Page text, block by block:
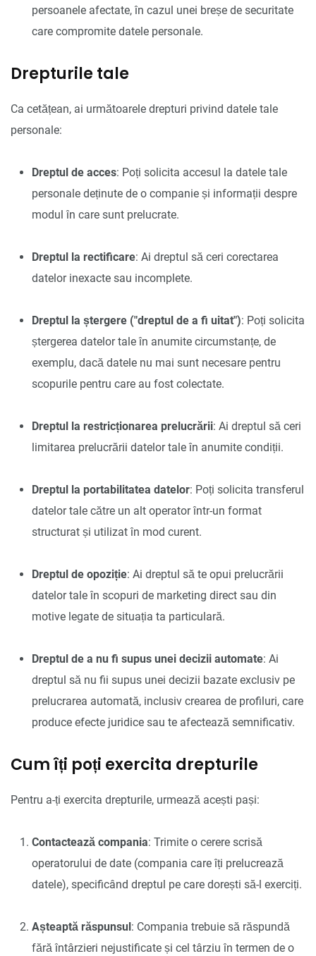
persoanele afectate, în cazul unei breșe de securitate
care compromite datele personale.
Drepturile tale
Ca cetățean, ai următoarele drepturi privind datele tale
personale:
Dreptul de acces: Poți solicita accesul la datele tale
personale deținute de o companie și informații despre
modul în care sunt prelucrate.
Dreptul la rectificare: Ai dreptul să ceri corectarea
datelor inexacte sau incomplete.
Dreptul la ștergere ("dreptul de a fi uitat"): Poți solicita
ștergerea datelor tale în anumite circumstanțe, de
exemplu, dacă datele nu mai sunt necesare pentru
scopurile pentru care au fost colectate.
Dreptul la restricționarea prelucrării: Ai dreptul să ceri
limitarea prelucrării datelor tale în anumite condiții.
Dreptul la portabilitatea datelor: Poți solicita transferul
datelor tale către un alt operator într-un format
structurat și utilizat în mod curent.
Dreptul de opoziție: Ai dreptul să te opui prelucrării
datelor tale în scopuri de marketing direct sau din
motive legate de situația ta particulară.
Dreptul de a nu fi supus unei decizii automate: Ai
dreptul să nu fii supus unei decizii bazate exclusiv pe
prelucrarea automată, inclusiv crearea de profiluri, care
produce efecte juridice sau te afectează semnificativ.
Cum îți poți exercita drepturile
Pentru a-ți exercita drepturile, urmează acești pași:
Contactează compania: Trimite o cerere scrisă
operatorului de date (compania care îți prelucrează
datele), specificând dreptul pe care dorești să-l exerciți.
Așteaptă răspunsul: Compania trebuie să răspundă
fără întârzieri nejustificate și cel târziu în termen de o